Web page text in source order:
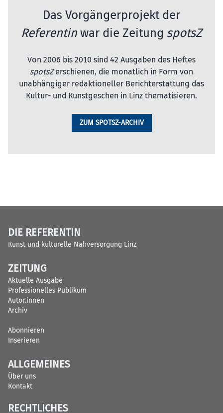
Das Vorgängerprojekt der
Referentinwar die Zeitung spotsZ
Von 2006 bis 2010 sind 42 Ausgaben des Heftes
spotsZerschienen, die monatlich in Form von
unabhängiger redaktioneller Berichterstattung das
Kultur- und Kunstgeschen in Linz thematisieren.
ZUM SPOTSZ-ARCHIV
DIE REFERENTIN
Kunst und kulturelle Nahversorgung Linz
ZEITUNG
Aktuelle Ausgabe
Professionelles Publikum
Autor:innen
Archiv
Abonnieren
Inserieren
ALLGEMEINES
Über uns
Kontakt
RECHTLICHES